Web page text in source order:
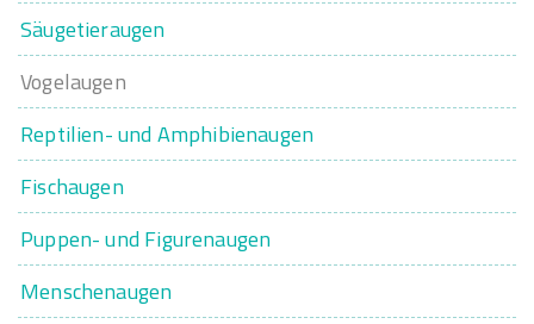
Säugetieraugen
Vogelaugen
Reptilien- und Amphibienaugen
Fischaugen
Puppen- und Figurenaugen
Menschenaugen